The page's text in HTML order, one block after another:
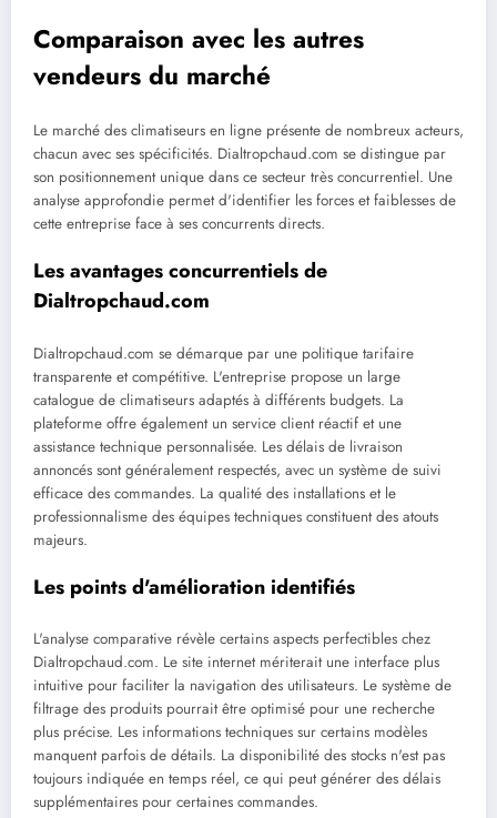
Comparaison avec les autres
vendeurs du marché
Le marché des climatiseurs en ligne présente de nombreux acteurs,
chacun avec ses spécificités. Dialtropchaud.com se distingue par
son positionnement unique dans ce secteur très concurrentiel. Une
analyse approfondie permet d'identifier les forces et faiblesses de
cette entreprise face à ses concurrents directs.
Les avantages concurrentiels de
Dialtropchaud.com
Dialtropchaud.com se démarque par une politique tarifaire
transparente et compétitive. L'entreprise propose un large
catalogue de climatiseurs adaptés à différents budgets. La
plateforme offre également un service client réactif et une
assistance technique personnalisée. Les délais de livraison
annoncés sont généralement respectés, avec un système de suivi
efficace des commandes. La qualité des installations et le
professionnalisme des équipes techniques constituent des atouts
majeurs.
Les points d'amélioration identifiés
L'analyse comparative révèle certains aspects perfectibles chez
Dialtropchaud.com. Le site internet mériterait une interface plus
intuitive pour faciliter la navigation des utilisateurs. Le système de
filtrage des produits pourrait être optimisé pour une recherche
plus précise. Les informations techniques sur certains modèles
manquent parfois de détails. La disponibilité des stocks n'est pas
toujours indiquée en temps réel, ce qui peut générer des délais
supplémentaires pour certaines commandes.